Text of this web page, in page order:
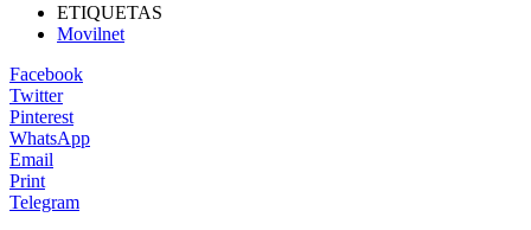
ETIQUETAS
Movilnet
Facebook
Twitter
Pinterest
WhatsApp
Email
Print
Telegram